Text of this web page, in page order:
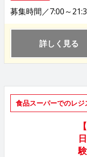
募集時間／7:00～
詳しく見る
食品スーパーでのレジ